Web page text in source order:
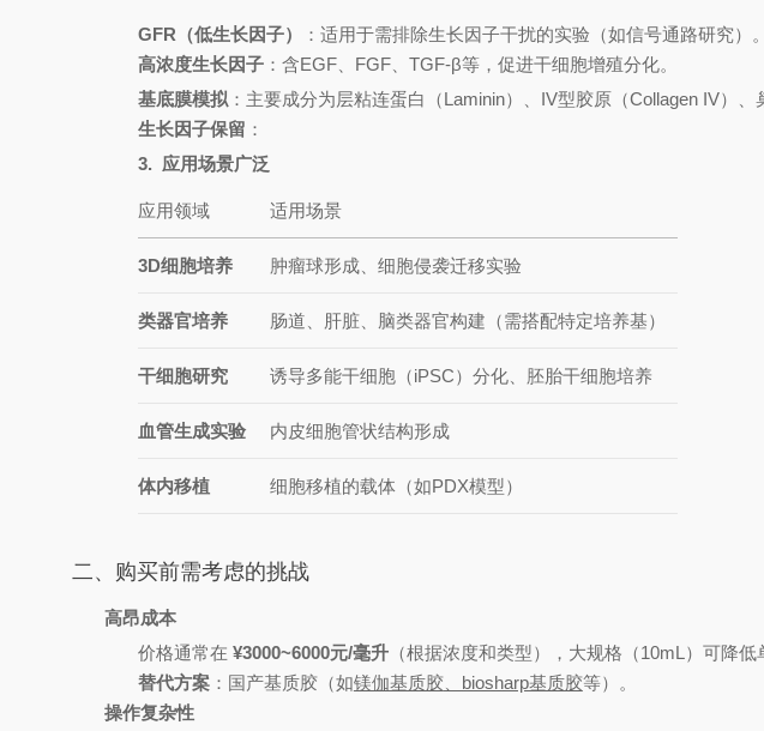
GFR（低生长因子）
：适用于需排除生长因子干扰的实验（如信号通路研究）。
高浓度生长因子：含EGF、FGF、TGF-β等，促进干细胞增殖分化。
基底膜模拟：主要成分为层粘连蛋白（Laminin）、IV型胶原（Collagen IV）
生长因子保留 ：
3. 应用场景广泛
应用领域 适用场景
3D细胞培养 肿瘤球形成、细胞侵袭迁移实验
类器官培养 肠道、肝脏、脑类器官构建（需搭配特定培养基）
干细胞研究 诱导多能干细胞（iPSC）分化、胚胎干细胞培养
血管生成实验 内皮细胞管状结构形成
体内移植 细胞移植的载体（如PDX模型）
二、购买前需考虑的挑战
高昂成本
价格通常在 ¥3000~6000元/毫升（根据浓度和类型），大规格（10mL）可降低
替代方案：国产基质胶（如镁伽基质胶、 biosharp基质胶等）。
操作复杂性